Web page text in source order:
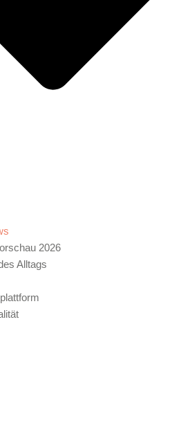
2026
Alltags